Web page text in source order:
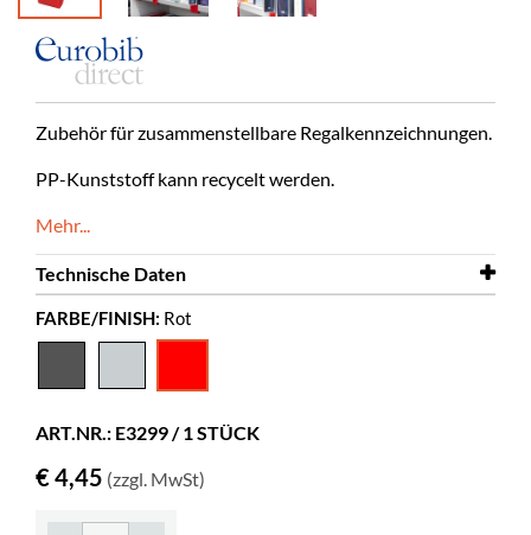
Zubehör für zusammenstellbare Regalkennzeichnungen.
PP-Kunststoff kann recycelt werden.
Mehr...
Technische Daten
Farbe
FARBE/FINISH: Rot
ART.NR.: E3299 / 1 STÜCK
€ 4,45 (zzgl. MwSt)